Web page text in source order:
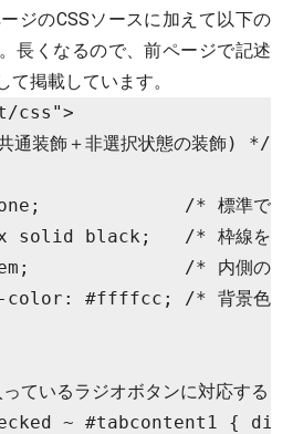
ジのCSSソースに加えて以下の
長くなるので、前ページで記述
て掲載しています。
css">
装飾＋非選択状態の装飾) */
/* 標準では
black;   /* 枠線を引く
/* 内側の余
#ffffcc; /* 背景色：淡
ているラジオボタンに対応する
~ #tabcontent1 {